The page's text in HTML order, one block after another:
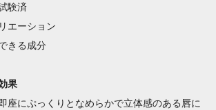
験済
エーション
きる成分
果
座にぷっくりとなめらかで立体感のある唇に